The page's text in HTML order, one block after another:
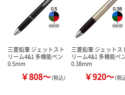
三菱鉛筆 ジェットスト
リーム4&1 多機能ペン
0.5mm
￥808～（税込）
三菱鉛筆 ジェットス
リーム4&1 多機能ペ
0.38mm
￥920～（税